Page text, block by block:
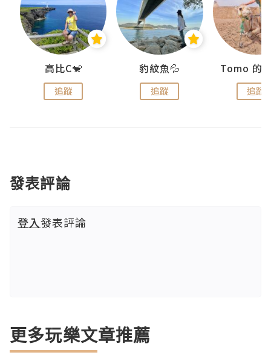
高比C🐒
追蹤
豹紋魚💦
追蹤 追蹤
發表評論
登入發表評論
更多玩樂文章推薦